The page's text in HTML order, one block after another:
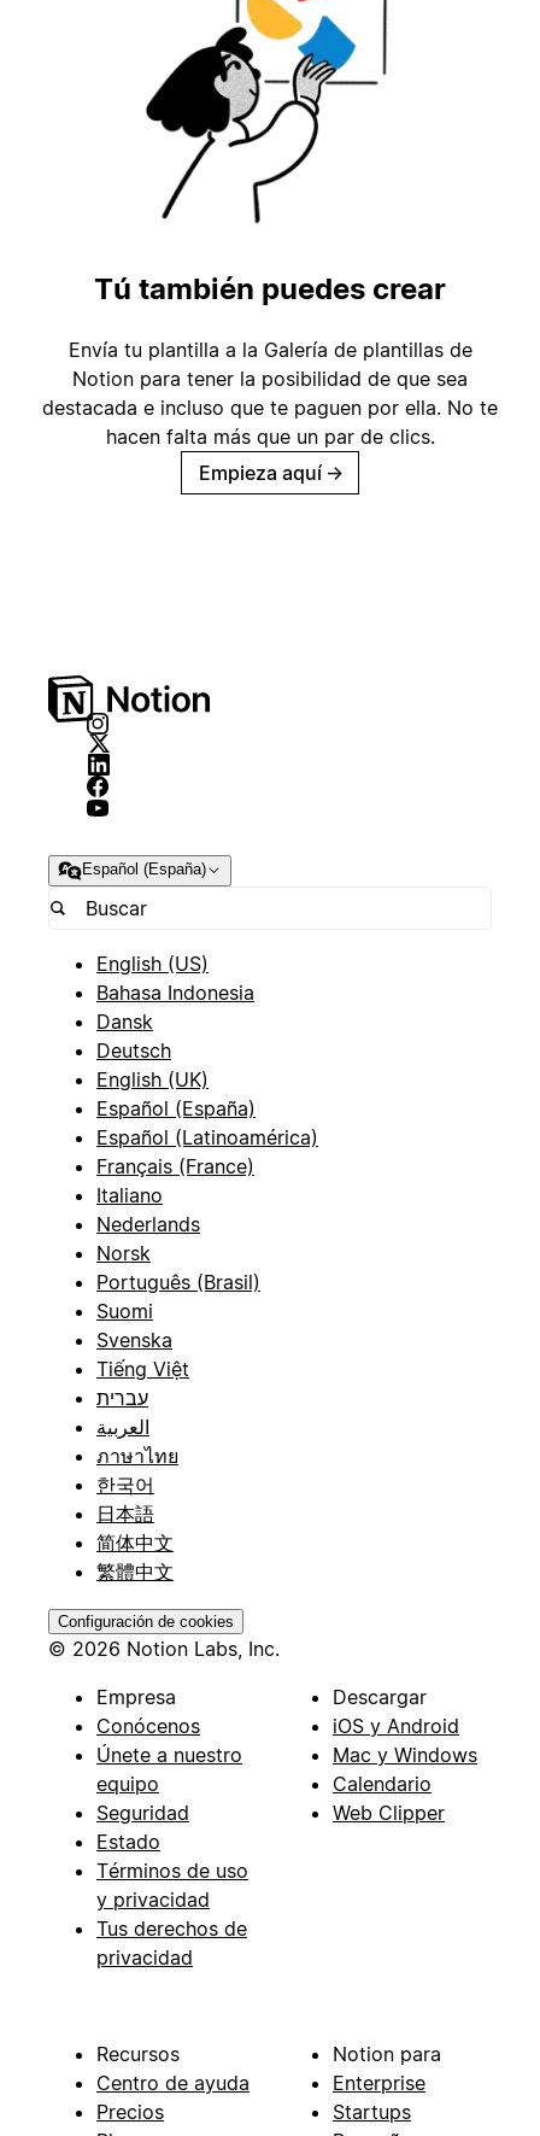
Tú también puedes crear
Envía tu plantilla a la Galería de plantillas de
Notion para tener la posibilidad de que sea
destacada e incluso que te paguen por ella. No te
hacen falta más que un par de clics.
Empieza aquí →
Español (España)
English (US)
Bahasa Indonesia
Dansk
Deutsch
English (UK)
Español (España)
Español (Latinoamérica)
Français (France)
Italiano
Nederlands
Norsk
Português (Brasil)
Suomi
Svenska
Tiếng Việt
עברית
العربية
ภาษาไทย
한국어
日本語
简体中文
繁體中文
Configuración de cookies
© 2026 Notion Labs, Inc.
Empresa
Conócenos
Únete a nuestro
equipo
Seguridad
Estado
Términos de uso
y privacidad
Tus derechos de
privacidad
Descargar
iOS y Android
Mac y Windows
Calendario
Web Clipper
Recursos
Centro de ayuda
Precios
Notion para
Enterprise
Startups